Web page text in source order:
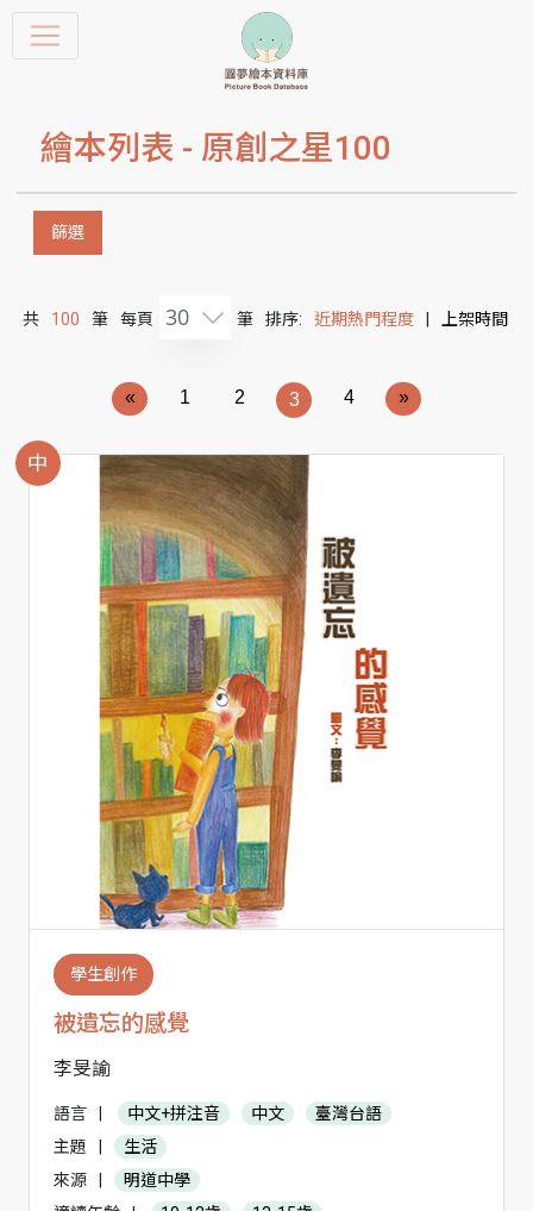
繪本列表 - 原創之星100
篩選
共 100 筆 每頁 30 筆 排序: 近期熱門程度 上架時間
« 1 2 3 4 »
中
學生創作
被遺忘的感覺
李旻諭
語言 中文+拼注音 中文
臺灣台語
主題
生活
來源
明道中學